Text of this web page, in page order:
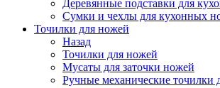
Деревянные подставки для
Сумки и чехлы для кухонных
Точилки для ножей
Назад
Точилки для ножей
Мусаты для заточки ножей
Ручные механические точилки